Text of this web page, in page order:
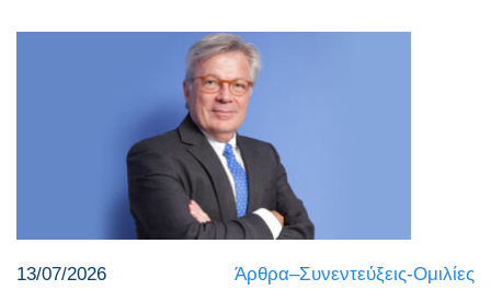
13/07/2026 Άρθρα–Συνεντεύξεις-Ομιλίες